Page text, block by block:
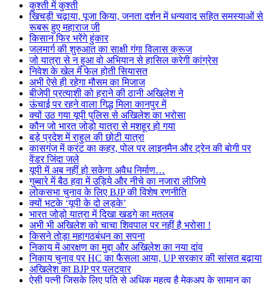
कुश्ती में कुश्ती
खिचड़ी चढ़ाया, पूजा किया, जनता दर्शन में धन्यवाद सहित समस्याओं से
रूबरू हुए महाराज जी
किसान फिर भरेंगे हुंकार
जलमार्ग की शुरुआत का साक्षी गंगा विलास क्रूज
जो यात्रा से न हुआ वो अभियान से हासिल करेगी कांग्रेस
निवेश के खेल में फेल होती सियासत
अभी ऐसे ही रहेगा मौसम का मिजाज
बीजेपी प्रत्याशी को हराने की ठानी अखिलेश ने
ऊंचाई पर रहने वाला गिद्ध मिला कानपुर में
क्यों उठ गया यूपी पुलिस से अखिलेश का भरोसा
कौन जो भारत जोड़ो यात्रा से मशहूर हो गया
बड़े प्रदेश में राहुल की छोटी यात्रा
कासगंज में करंट का कहर, पोल पर लाइनमैन और ट्रेन की बोगी पर
वेंडर जिंदा जले
यूपी में अब नहीं हो सकेगा अवैध निर्माण…
गुब्बारे में बैठ हवा में उड़िये और नीचे का नजारा लीजिये
लोकसभा चुनाव के लिए BJP की विशेष रणनीति
क्यों भटके ‘यूपी के दो लड़के’
भारत जोड़ो यात्रा में दिखा खडगे का मतलब
अभी भी अखिलेश को चाचा शिवपाल पर नहीं है भरोसा !
किसने तोड़ा महागठबंधन का सपना
निकाय में आरक्षण का मुद्दा और अखिलेश का नया दांव
निकाय चुनाव पर HC का फैसला आया, UP सरकार की सांसत बढ़ाया
अखिलेश का BJP पर पलटवार
ऐसी पत्नी जिसके लिए पति से अधिक महत्व है मेकअप के सामान का